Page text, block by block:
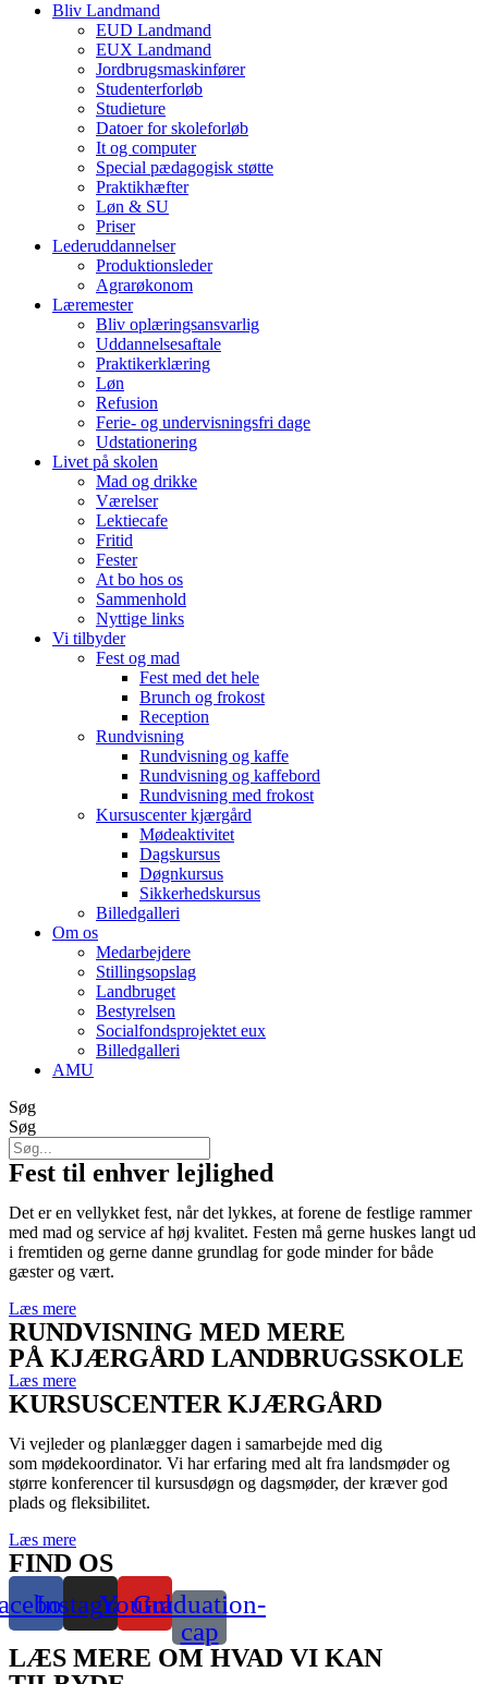
Bliv Landmand
EUD Landmand
EUX Landmand
Jordbrugsmaskinfører
Studenterforløb
Studieture
Datoer for skoleforløb
It og computer
Special pædagogisk støtte
Praktikhæfter
Løn & SU
Priser
Lederuddannelser
Produktionsleder
Agrarøkonom
Læremester
Bliv oplæringsansvarlig
Uddannelsesaftale
Praktikerklæring
Løn
Refusion
Ferie- og undervisningsfri dage
Udstationering
Livet på skolen
Mad og drikke
Værelser
Lektiecafe
Fritid
Fester
At bo hos os
Sammenhold
Nyttige links
Vi tilbyder
Fest og mad
Fest med det hele
Brunch og frokost
Reception
Rundvisning
Rundvisning og kaffe
Rundvisning og kaffebord
Rundvisning med frokost
Kursuscenter kjærgård
Mødeaktivitet
Dagskursus
Døgnkursus
Sikkerhedskursus
Billedgalleri
Om os
Medarbejdere
Stillingsopslag
Landbruget
Bestyrelsen
Socialfondsprojektet eux
Billedgalleri
AMU
Søg
Søg
Fest til enhver lejlighed
Det er en vellykket fest, når det lykkes, at forene de festlige rammer
med mad og service af høj kvalitet. Festen må gerne huskes langt ud
i fremtiden og gerne danne grundlag for gode minderforbåde
gæster og vært.
Læs mere
RUNDVISNING MED MERE
PÅ KJÆRGÅRD LANDBRUGSSKOLE
Læs mere
KURSUSCENTER KJÆRGÅRD
Vi vejleder og planlægger dagen i samarbejde med dig
som mødekoordinator. Vi har erfaring med alt fra landsmøder og
større konferencer til kursusdøgn og dagsmøder, der kræver god
plads og fleksibilitet.
Læs mere
FIND OS
InstagramYoutube
Graduation-
cap
LÆS MERE OM HVAD VI KAN